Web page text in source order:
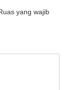
yang wajib